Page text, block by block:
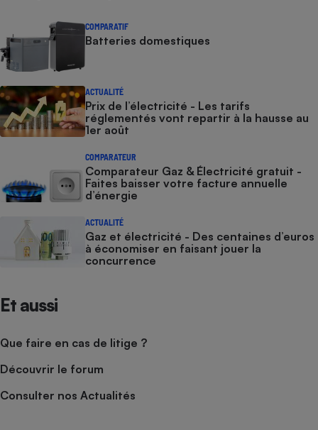
COMPARATIF
Batteries domestiques
ACTUALITÉ
Prix de l’électricité - Les tarifs
réglementés vont repartir à la hausse au
1er août
COMPARATEUR
Comparateur Gaz & Électricité gratuit -
Faites baisser votre facture annuelle
d’énergie
ACTUALITÉ
Gaz et électricité - Des centaines d’euros
à économiser en faisant jouer la
concurrence
Et aussi
Que faire en cas de litige ?
Découvrir le forum
Consulter nos Actualités